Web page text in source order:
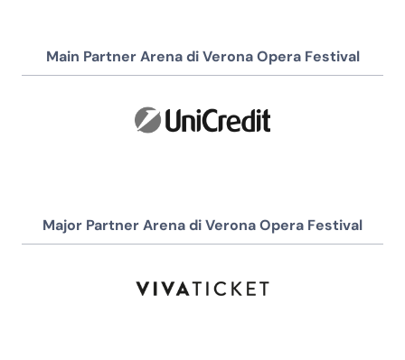
Main Partner Arena di Verona Opera Festival
Major Partner Arena di Verona Opera Festival